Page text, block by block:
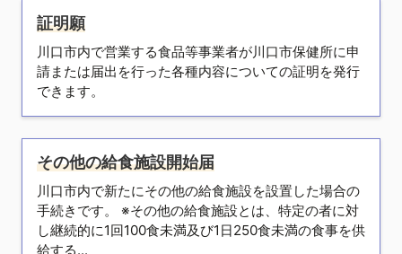
証明願
川口市内で営業する食品等事業者が川口市保健所に申
請または届出を行った各種内容についての証明を発行
できます。
その他の給食施設開始届
川口市内で新たにその他の給食施設を設置した場合の
手続きです。 ※その他の給食施設とは、特定の者に対
し継続的に1回100食未満及び1日250食未満の食事を供
給する...